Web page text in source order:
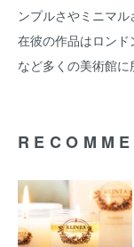
ンプルさやミニマ
在彼の作品はロン
など多くの美術館に